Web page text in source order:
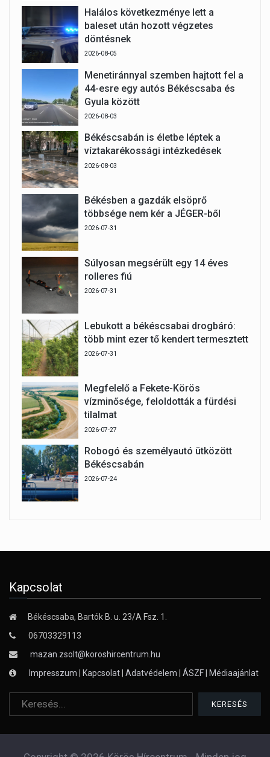
Halálos következménye lett a
baleset után hozott végzetes
döntésnek
2026-08-05
Menetiránnyal szemben hajtott fel a
44-esre egy autós Békéscsaba és
Gyula között
2026-08-03
Békéscsabán is életbe léptek a
víztakarékossági intézkedések
2026-08-03
Békésben a gazdák elsöprő
többsége nem kér a JÉGER-ből
2026-07-31
Súlyosan megsérült egy 14 éves
rolleres fiú
2026-07-31
Lebukott a békéscsabai drogbáró:
több mint ezer tő kendert termesztett
2026-07-31
Megfelelő a Fekete-Körös
vízminősége, feloldották a fürdési
tilalmat
2026-07-27
Robogó és személyautó ütközött
Békéscsabán
2026-07-24
Kapcsolat
Békéscsaba, Bartók B. u. 23/A Fsz. 1.
06703329113
mazan.zsolt@koroshircentrum.hu
Impresszum
Kapcsolat Adatvédelem ÁSZF Médiaajánlat